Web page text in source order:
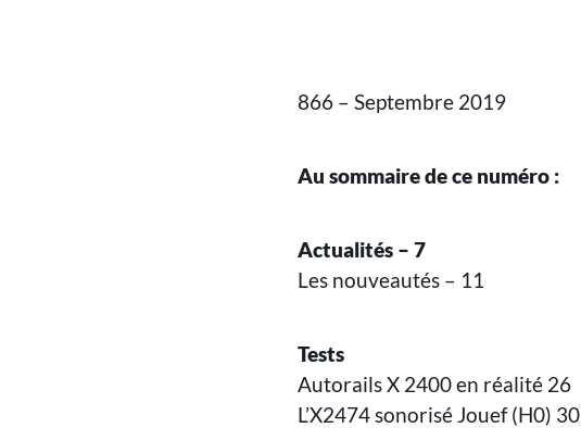
866 – Septembre 2019
Au sommaire de ce numéro :
Actualités – 7
Les nouveautés – 11
Tests
Autorails X 2400 en réalité 26
L’X2474 sonorisé Jouef (H0) 30